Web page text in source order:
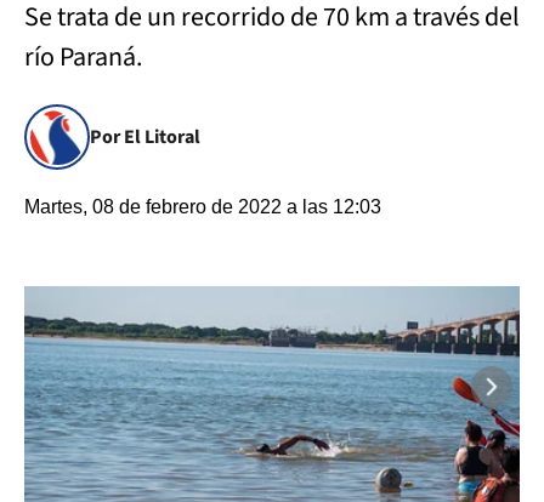
Se trata de un recorrido de 70 km a través del
río Paraná.
Por El Litoral
Martes, 08 de febrero de 2022 a las 12:03